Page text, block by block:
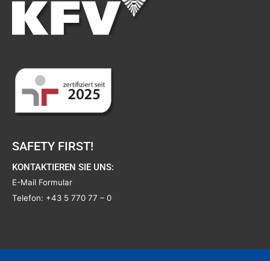
SAFETY FIRST!
KONTAKTIEREN SIE UNS:
E-Mail Formular
Telefon: +43 5 770 77 – 0